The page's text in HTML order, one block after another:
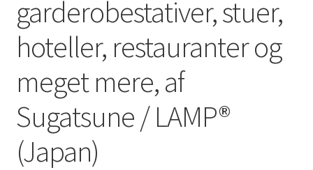
garderobestativer, stuer,
hoteller, restauranter og
meget mere, af
Sugatsune / LAMP®
(Japan)